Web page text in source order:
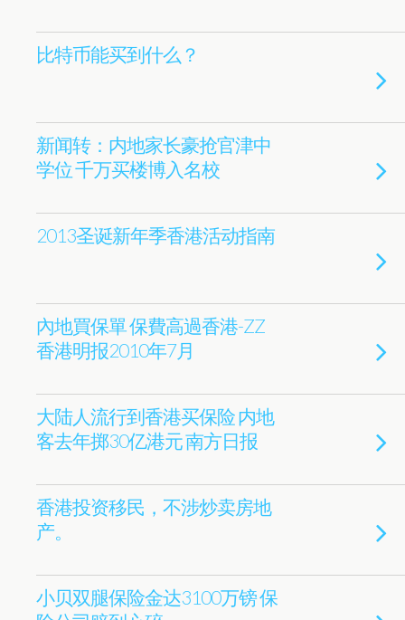
比特币能买到什么？
新闻转：内地家长豪抢官津中
学位 千万买楼博入名校
2013圣诞新年季香港活动指南
內地買保單 保費高過香港-ZZ
香港明报2010年7月
大陆人流行到香港买保险 内地
客去年掷30亿港元 南方日报
香港投资移民，不涉炒卖房地
产。
小贝双腿保险金达3100万镑 保